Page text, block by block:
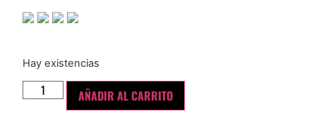
Hay existencias
AÑADIR AL CARRITO